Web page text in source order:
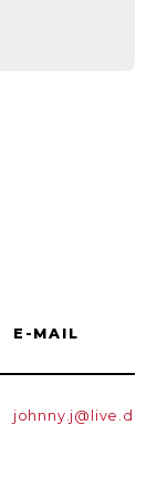
E-MAIL
johnny.j@live.dk